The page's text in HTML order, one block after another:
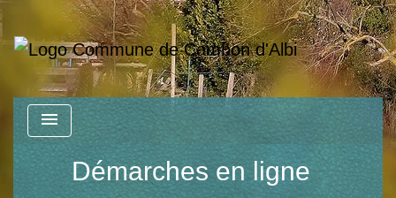
menu
Démarches en ligne